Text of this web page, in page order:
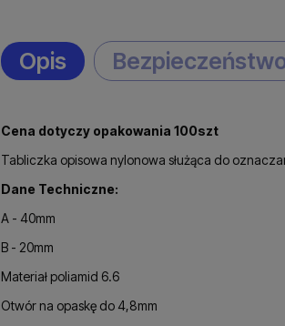
Opis
Cena dotyczy opakowania 100szt
Tabliczka opisowa nylonowa służąca do
Dane Techniczne:
A - 40mm
B - 20mm
Materiał poliamid 6.6
Otwór na opaskę do 4,8mm